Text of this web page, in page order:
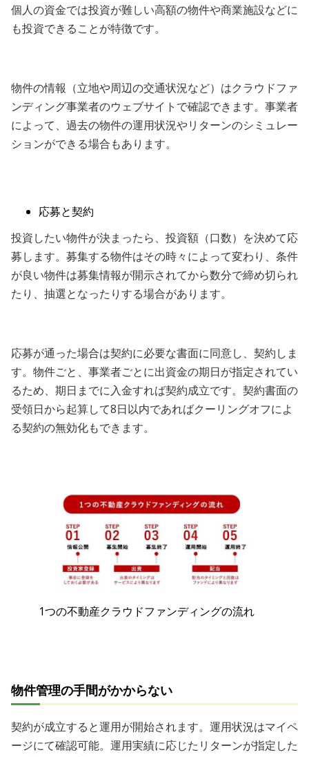
個人の資金では投資が難しい高額の物件や商業施設などに
も投資できることが特徴です。
物件の情報（立地や周辺の交通状況など）はクラウドファ
ンディング事業者のウェブサイトで確認できます。事業者
によって、過去の物件の運用状況やリターンのシミュレー
ションができる場合もあります。
応募と契約
投資したい物件が決まったら、投資額（口数）を決めて応
募します。募集する物件はその時々によって変わり、条件
が良い物件は募集情報が開示されてから数分で締め切られ
たり、抽選となったりする場合があります。
応募が通った場合は契約に必要な書面に同意し、契約しま
す。物件ごと、事業者ごとに出資金の期日が指定されてい
るため、期日までに入金すれば契約成立です。契約書面の
受領日から起算して8日以内であればクーリングオフによ
る契約の無効化もできます。
1つの不動産クラウドファンディングの流れ
物件管理の手間がかからない
契約が成立すると運用が開始されます。運用状況はマイペ
ージにて確認可能。運用実績に応じたリターンが指定した